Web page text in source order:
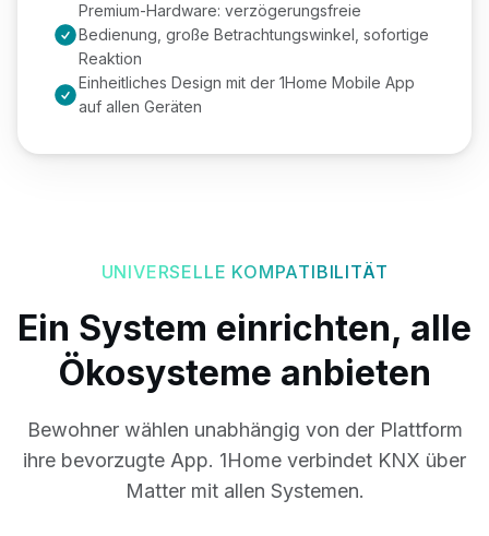
Premium-Hardware: verzögerungsfreie
Bedienung, große Betrachtungswinkel, sofortige
Reaktion
Einheitliches Design mit der 1Home Mobile App
auf allen Geräten
UNIVERSELLE KOMPATIBILITÄT
Ein System einrichten, alle
Ökosysteme anbieten
Bewohner wählen unabhängig von der Plattform
ihre bevorzugte App. 1Home verbindet KNX über
Matter mit allen Systemen.